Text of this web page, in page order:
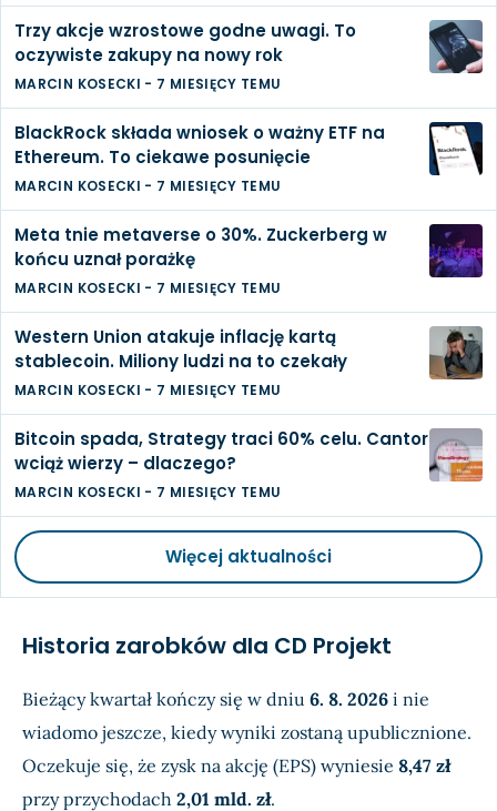
Trzy akcje wzrostowe godne uwagi. To
oczywiste zakupy na nowy rok
MARCIN KOSECKI - 7 MIESIĘCY TEMU
BlackRock składa wniosek o ważny ETF na
Ethereum. To ciekawe posunięcie
MARCIN KOSECKI - 7 MIESIĘCY TEMU
Meta tnie metaverse o 30%. Zuckerberg w
końcu uznał porażkę
MARCIN KOSECKI - 7 MIESIĘCY TEMU
Western Union atakuje inflację kartą
stablecoin. Miliony ludzi na to czekały
MARCIN KOSECKI - 7 MIESIĘCY TEMU
Bitcoin spada, Strategy traci 60% celu. Cantor
wciąż wierzy – dlaczego?
MARCIN KOSECKI - 7 MIESIĘCY TEMU
Więcej aktualności
Historia zarobków dla CD Projekt
Bieżący kwartał kończy się w dniu 6. 8. 2026 i nie
wiadomo jeszcze, kiedy wyniki zostaną upublicznione.
Oczekuje się, że zysk na akcję (EPS) wyniesie 8,47 zł
przy przychodach 2,01 mld. zł.